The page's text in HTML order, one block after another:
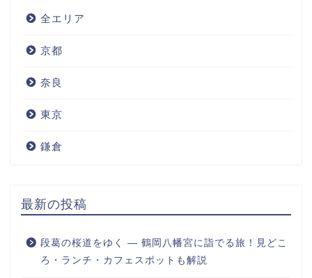
全エリア
京都
奈良
東京
鎌倉
最新の投稿
段葛の桜道をゆく ― 鶴岡八幡宮に詣でる旅！見どこ
ろ・ランチ・カフェスポットも解説